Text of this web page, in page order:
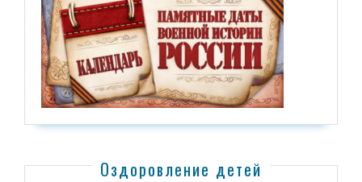
Оздоровление детей